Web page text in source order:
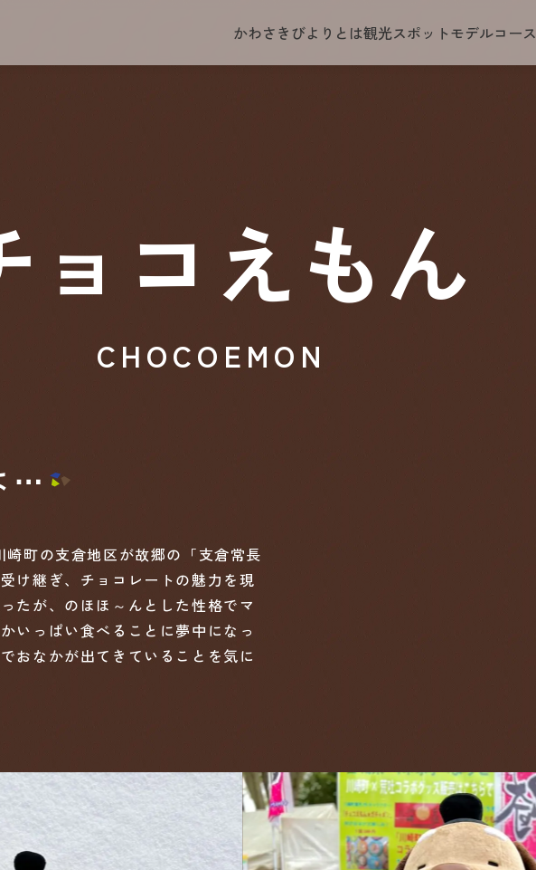
かわさきびよりとは観光スポットモデルコース
ョコえもん
CHOCOEMON
⋯
町の支倉地区が故郷の「支倉常長
け継ぎ、チョコレートの魅力を現
たが、のほほ～んとした性格でマ
いっぱい食べることに夢中になっ
おなかが出てきていることを気に